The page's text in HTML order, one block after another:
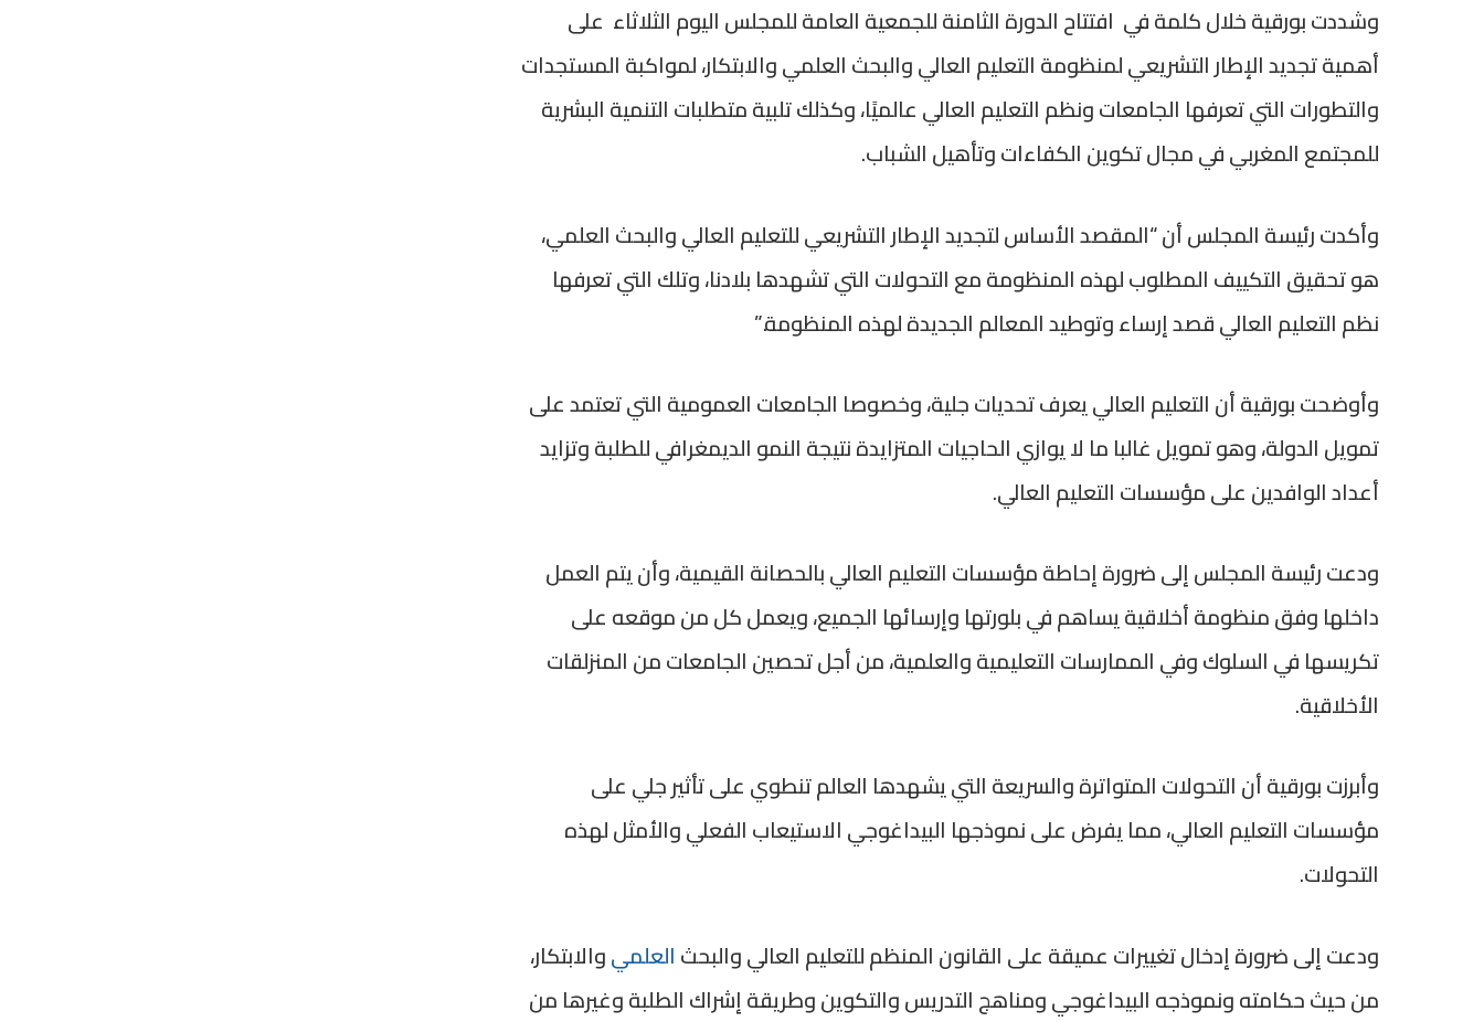
وشددت بورقية خلال كلمة في افتتاح الدورة الثامنة للجمعية العامة للمجلس اليوم الثلاثاء على
أهمية تجديد الإطار التشريعي لمنظومة التعليم العالي والبحث العلمي والابتكار، لمواكبة المستجدات
والتطورات التي تعرفها الجامعات ونظم التعليم العالي عالميًا، وكذلك تلبية متطلبات التنمية البشرية
للمجتمع المغربي في مجال تكوين الكفاءات وتأهيل الشباب.
وأكدت رئيسة المجلس أن “المقصد الأساس لتجديد الإطار التشريعي للتعليم العالي والبحث العلمي،
هو تحقيق التكييف المطلوب لهذه المنظومة مع التحولات التي تشهدها بلادنا، وتلك التي تعرفها
نظم التعليم العالي قصد إرساء وتوطيد المعالم الجديدة لهذه المنظومة.”
وأوضحت بورقية أن التعليم العالي يعرف تحديات جلية، وخصوصا الجامعات العمومية التي تعتمد على
تمويل الدولة، وهو تمويل غالبا ما لا يوازي الحاجيات المتزايدة نتيجة النمو الديمغرافي للطلبة وتزايد
أعداد الوافدين على مؤسسات التعليم العالي.
ودعت رئيسة المجلس إلى ضرورة إحاطة مؤسسات التعليم العالي بالحصانة القيمية، وأن يتم العمل
داخلها وفق منظومة أخلاقية يساهم في بلورتها وإرسائها الجميع، ويعمل كل من موقعه على
تكريسها في السلوك وفي الممارسات التعليمية والعلمية، من أجل تحصين الجامعات من المنزلقات
الأخلاقية.
وأبرزت بورقية أن التحولات المتواترة والسريعة التي يشهدها العالم تنطوي على تأثير جلي على
مؤسسات التعليم العالي، مما يفرض على نموذجها البيداغوجي الاستيعاب الفعلي والأمثل لهذه
التحولات.
ودعت إلى ضرورة إدخال تغييرات عميقة على القانون المنظم للتعليم العالي والبحثالعلميوالابتكار،
من حيث حكامته ونموذجه البيداغوجي ومناهج التدريس والتكوين وطريقة إشراك الطلبة وغيرها من